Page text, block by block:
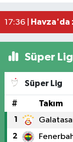
17:36 |
Havza'da
Süper
Süper Lig
# Takım
1
2